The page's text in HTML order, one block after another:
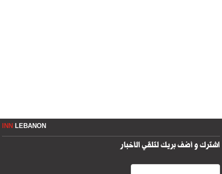
INNLEBANON
اشترك و أضف بريك لتلقي الأخبار